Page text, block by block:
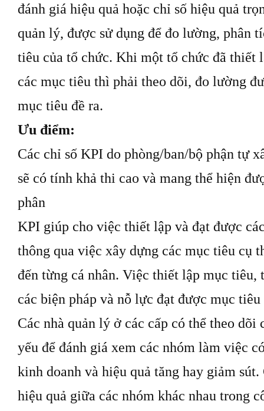
đánh giá hiệu quả hoặc chỉ số hiệu quả
quản lý, được sử dụng để đo lường, phân
tiêu của tổ chức. Khi một tổ chức đã thiết
các mục tiêu thì phải theo dõi, đo lường
mục tiêu đề ra.
Ưu điểm:
Các chỉ số KPI do phòng/ban/bộ phận tự
sẽ có tính khả thi cao và mang thể hiện
phân
KPI giúp cho việc thiết lập và đạt được
thông qua việc xây dựng các mục tiêu cụ
đến từng cá nhân. Việc thiết lập mục tiêu,
các biện pháp và nỗ lực đạt được mục tiêu
Các nhà quản lý ở các cấp có thể theo dõi
yếu để đánh giá xem các nhóm làm việc
kinh doanh và hiệu quả tăng hay giảm
hiệu quả giữa các nhóm khác nhau trong